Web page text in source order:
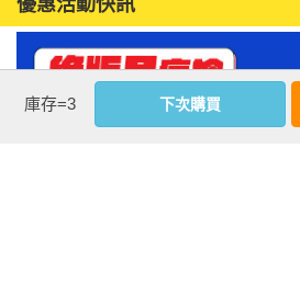
優惠活動快訊
庫存=3 下次購買